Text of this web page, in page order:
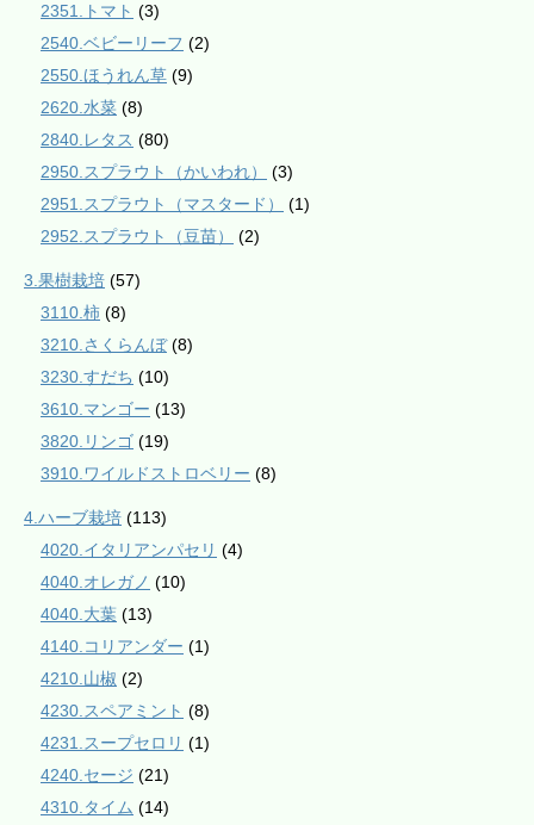
2351.トマト (3)
2540.ベビーリーフ (2)
2550.ほうれん草 (9)
2620.水菜 (8)
2840.レタス (80)
2950.スプラウト（かいわれ）
(3)
2951.スプラウト（マスタード）
(1)
2952.スプラウト（豆苗）
(2)
3.果樹栽培 (57)
3110.柿 (8)
3210.さくらんぼ(8)
3230.すだち (10)
3610.マンゴー (13)
3820.リンゴ (19)
3910.ワイルドストロベリー (8)
4.ハーブ栽培 (113)
4020.イタリアンパセリ (4)
4040.オレガノ (10)
4040.大葉 (13)
4140.コリアンダー (1)
4210.山椒 (2)
4230.スペアミント (8)
4231.スープセロリ (1)
4240.セージ (21)
4310.タイム (14)